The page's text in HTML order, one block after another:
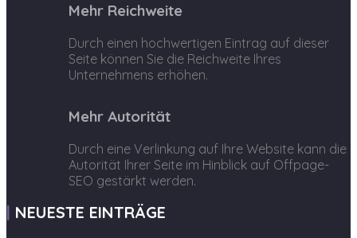
Mehr Reichweite
Durch einen hochwertigen Eintrag auf dieser
Seite können Sie die Reichweite Ihres
Unternehmens erhöhen.
Mehr Autorität
Durch eine Verlinkung auf Ihre Website kann die
Autorität Ihrer Seite im Hinblick auf Offpage-
SEO gestärkt werden.
NEUESTE EINTRÄGE